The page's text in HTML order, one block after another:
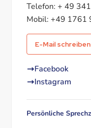
Telefon: + 49
Mobil: +49 1761
E-Mail schreiben
Facebook
Instagram
Persönliche